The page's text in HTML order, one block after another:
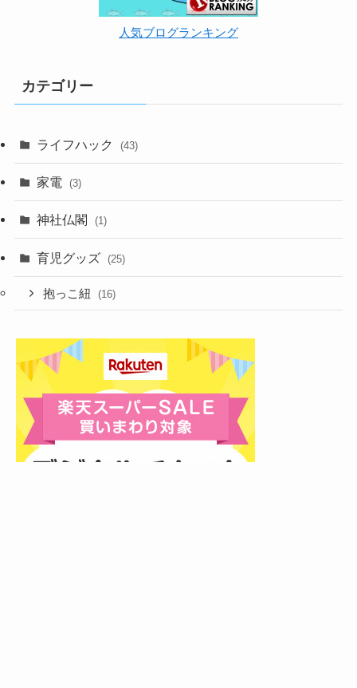
人気ブログランキング
カテゴリー
ライフハック (43)
家電 (3)
神社仏閣 (1)
育児グッズ (25)
抱っこ紐 (16)